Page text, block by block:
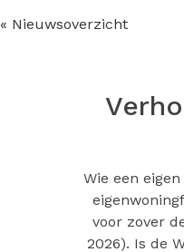
« Nieuwsoverzicht
Wie een
voor zover
2026). Is de